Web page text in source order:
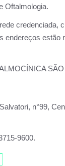
Oftalmologia.
credenciada,
endereços estão
n°99,
9600.